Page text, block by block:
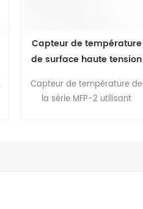
Capteur de température
de surface haute tension
Capteur de température de
la série MFP-2 utilisant